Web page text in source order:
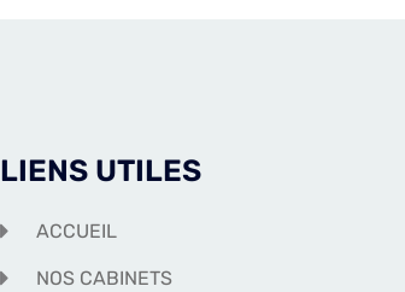
LIENS UTILES
ACCUEIL
NOS CABINETS